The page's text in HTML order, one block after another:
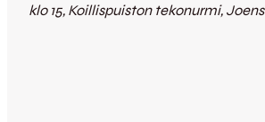
klo 15, Koillispuiston tekonurmi,